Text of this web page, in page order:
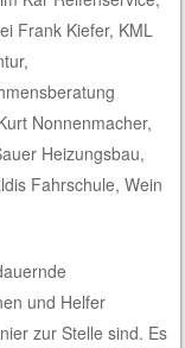
Frank Kiefer, KML
Nonnenmacher,
Heizungsbau,
Fahrschule, Wein
und Helfer
zur Stelle sind. Es